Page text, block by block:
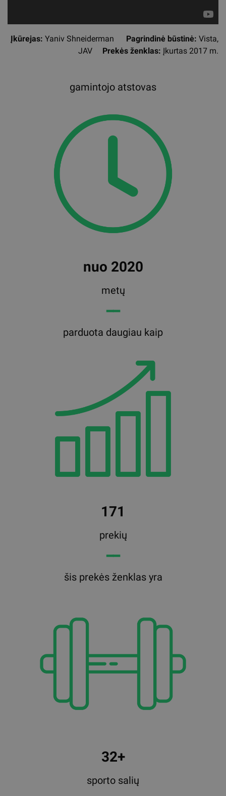
Įkūrejas: Yaniv Shneiderman Pagrindinė būstinė: Vista,
JAV Prekės ženklas: Įkurtas 2017 m.
gamintojo atstovas
nuo 2020
metų
━━
parduota daugiau kaip
171
prekių
━━
šis prekės ženklas yra
32+
sporto salių